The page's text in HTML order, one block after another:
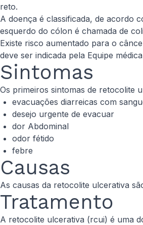
reto.
A doença é classificada, de acordo
esquerdo do cólon é chamada de
Existe risco aumentado para o
deve ser indicada pela Equipe
Sintomas
Os primeiros sintomas de retocolite
evacuações diarreicas com
desejo urgente de evacuar
dor Abdominal
odor fétido
febre
Causas
As causas da retocolite ulcerativa
Tratamento
A retocolite ulcerativa (rcui) é uma